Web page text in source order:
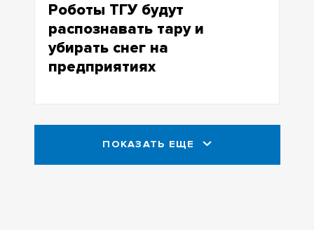
Роботы ТГУ будут
распознавать тару и
убирать снег на
предприятиях
ПОКАЗАТЬ ЕЩЕ